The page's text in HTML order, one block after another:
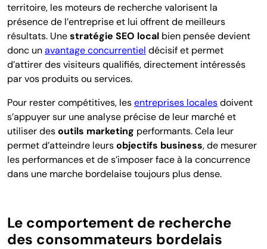
territoire, les moteurs de recherche valorisent la
présence de l’entreprise et lui offrent de meilleurs
résultats. Unestratégie SEO local bien pensée devient
donc unavantage concurrentiel décisif et permet
d’attirer des visiteurs qualifiés, directement intéressés
par vos produits ou services.
Pour rester compétitives, lesentreprises localesdoivent
s’appuyer sur une analyse précise de leur marché et
utiliser desoutils marketing performants. Cela leur
permet d’atteindre leursobjectifs business, de mesurer
les performances et de s’imposer face à la concurrence
dans une marche bordelaise toujours plus dense.
Le comportement de recherche
des consommateurs bordelais